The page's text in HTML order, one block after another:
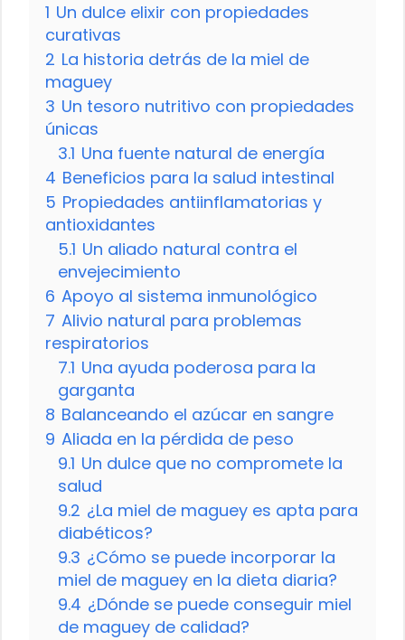
1 Un dulce elixir con propiedades
curativas
2 La historia detrás de la miel de
maguey
3 Un tesoro nutritivo con propiedades
únicas
3.1 Una fuente natural de energía
4 Beneficios para la salud intestinal
5 Propiedades antiinflamatorias y
antioxidantes
5.1 Un aliado natural contra el
envejecimiento
6 Apoyo al sistema inmunológico
7 Alivio natural para problemas
respiratorios
7.1 Una ayuda poderosa para la
garganta
8 Balanceando el azúcar en sangre
9 Aliada en la pérdida de peso
9.1 Un dulce que no compromete la
salud
9.2 ¿La miel de maguey es apta para
diabéticos?
9.3 ¿Cómo se puede incorporar la
miel de maguey en la dieta diaria?
9.4 ¿Dónde se puede conseguir miel
de maguey de calidad?